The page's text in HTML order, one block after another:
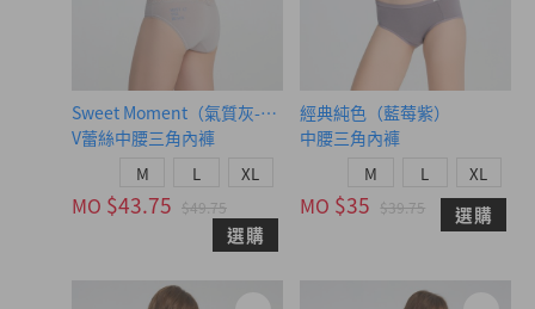
Sweet Moment（氣質灰-海灘見）
V蕾絲中腰三角內褲
M L XL
MO $43.75 $49.75
選購
經典純色（藍莓紫）
中腰三角內褲
M L XL
MO $35 $39.75 選購